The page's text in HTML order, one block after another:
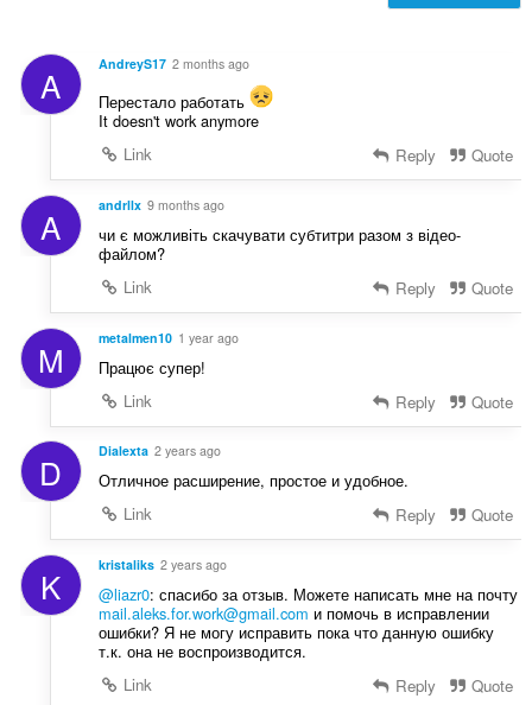
ห
ด
:
A AndreyS17 2 months ago
Перестало работать
It doesn't work anymore
Link
Reply Quote
A andrllx 9 months ago
чи є можливіть скачувати субтитри разом з відео-
файлом?
Link
Reply Quote
M metalmen10 1 year ago
Працює супер!
Link
Reply Quote
D Dialexta 2 years ago
Отличное расширение, простое и удобное.
Link
Reply Quote
K kristaliks 2 years ago
@liazr0: спасибо за отзыв. Можете написать мне на почту
mail.aleks.for.work@gmail.com и помочь в исправлении
ошибки? Я не могу исправить пока что данную ошибку
т.к. она не воспроизводится.
Link
Reply Quote